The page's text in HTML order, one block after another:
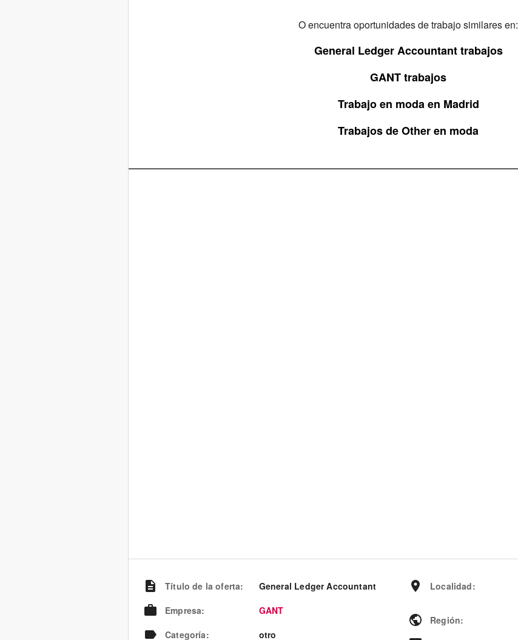
O encuentra oportunidades de trabajo similares en:
General Ledger Accountant trabajos
GANT trabajos
Trabajo en moda en Madrid
Trabajos de Other en moda
Título de la oferta:
General Ledger Accountant
Empresa:
GANT
Categoría:
otro
Localidad:
Región: